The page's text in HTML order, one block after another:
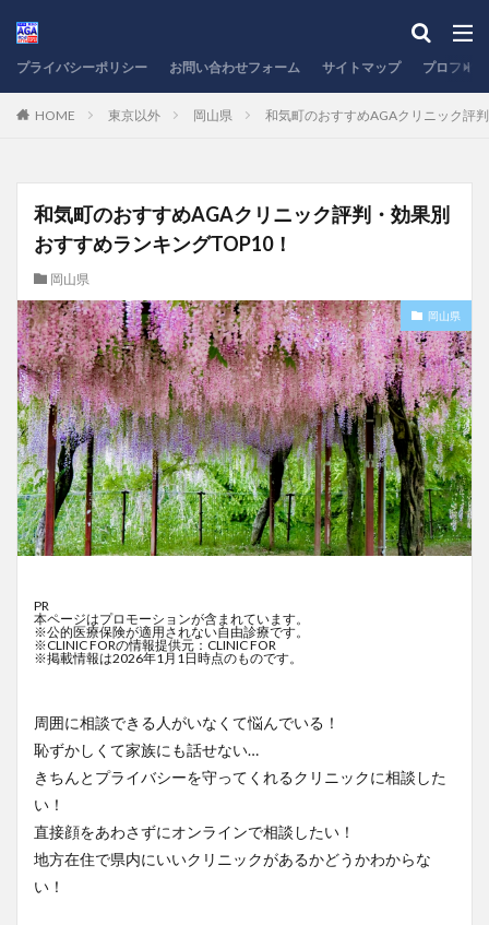
プライバシーポリシー お問い合わせフォーム サイトマップ プロフィ
HOME 東京以外 岡山県 和気町のおすすめAGAクリニック評
和気町のおすすめAGAクリニック評判・効果別
おすすめランキングTOP10！
岡山県
岡山県
PR
本ページはプロモーションが含まれています。
※公的医療保険が適用されない自由診療です。
※CLINIC FORの情報提供元：CLINIC FOR
※掲載情報は2026年1月1日時点のものです。
周囲に相談できる人がいなくて悩んでいる！
恥ずかしくて家族にも話せない…
きちんとプライバシーを守ってくれるクリニックに相談した
い！
直接顔をあわさずにオンラインで相談したい！
地方在住で県内にいいクリニックがあるかどうかわからな
い！